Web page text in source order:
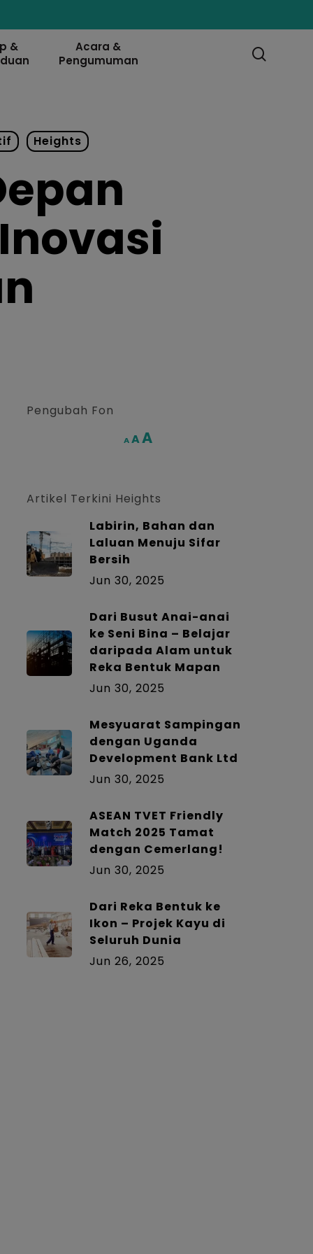
&
Acara &
Pengumuman
Heights
Pengubah Fon
A Decrease
AReset
AIncrease
Artikel Terkini Heights
Labirin, Bahan dan
Laluan Menuju Sifar
Bersih
Jun 30, 2025
Dari Busut Anai-anai
ke Seni Bina – Belajar
daripada Alam untuk
Reka Bentuk Mapan
Jun 30, 2025
Mesyuarat Sampingan
dengan Uganda
Development Bank Ltd
Jun 30, 2025
ASEAN TVET Friendly
Match 2025 Tamat
dengan Cemerlang!
Jun 30, 2025
Dari Reka Bentuk ke
Ikon – Projek Kayu di
Seluruh Dunia
Jun 26, 2025